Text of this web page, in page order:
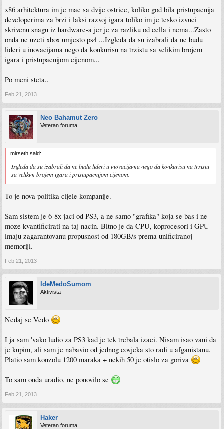
x86 arhitektura im je mac sa dvije ostrice, koliko god bila pristupacnija
developerima za brzi i laksi razvoj igara toliko im je tesko izvuci
skrivenu snagu iz hardware-a jer je za razliku od cella i nema...Zasto
onda ne uzeti xbox umjesto ps4 ...Izgleda da su izabrali da ne budu
lideri u inovacijama nego da konkurisu na trzistu sa velikim brojem
igara i pristupacnijom cijenom...
Po meni steta..
Feb 21, 2013
Neo Bahamut Zero
Veteran foruma
mirseth said:
Izgleda da su izabrali da ne budu lideri u inovacijama nego da konkurisu na trzistu
sa velikim brojem igara i pristupacnijom cijenom.
To je nova politika cijele kompanije.
Sam sistem je 6-8x jaci od PS3, a ne samo "grafika" koja se bas i ne
moze kvantificirati na taj nacin. Bitno je da CPU, koprocesori i GPU
imaju zagarantovanu propusnost od 180GB/s prema unificiranoj
memoriji.
Feb 21, 2013
IdeMedoSumom
Aktivista
Nedaj se Vedo
I ja sam 'vako ludio za PS3 kad je tek trebala izaci. Nisam isao vani da
je kupim, ali sam je nabavio od jednog covjeka sto radi u afganistanu.
Platio sam konzolu 1200 maraka + nekih 50 je otislo za goriva
To sam onda uradio, ne ponovilo se
Feb 21, 2013
Haker
Veteran foruma